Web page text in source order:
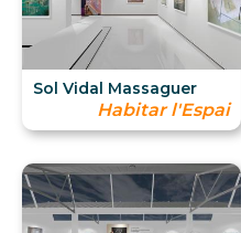
Sol Vidal Massaguer
Habitar l'Espai